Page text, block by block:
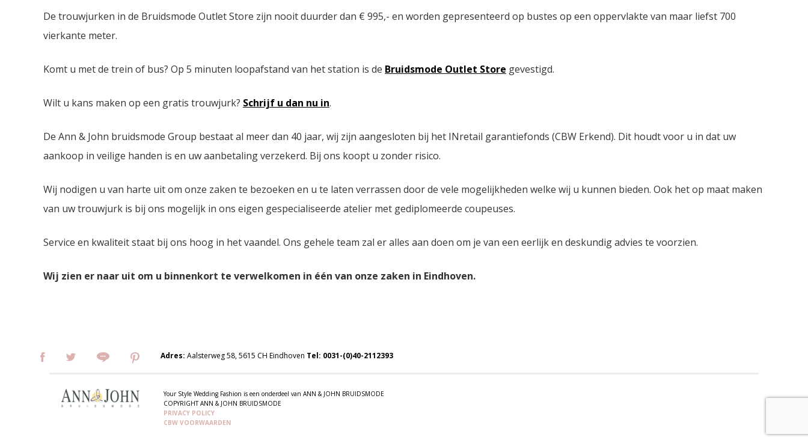
De trouwjurken in de Bruidsmode Outlet Store zijn nooit duurder dan € 995,- en worden gepresenteerd op bustes op een oppervlakte van maar liefst 700
vierkante meter.
Komt u met de trein of bus? Op 5 minuten loopafstand van het station is de Bruidsmode Outlet Store gevestigd.
Wilt u kans maken op een gratis trouwjurk? Schrijf u dan nu in.
De Ann & John bruidsmode Group bestaat al meer dan 40 jaar, wij zijn aangesloten bij het INretail garantiefonds (CBW Erkend). Dit houdt voor u in dat uw
aankoop in veilige handen is en uw aanbetaling verzekerd. Bij ons koopt u zonder risico.
Wij nodigen u van harte uit om onze zaken te bezoeken en u te laten verrassen door de vele mogelijkheden welke wij u kunnen bieden. Ook het op maat maken
van uw trouwjurk is bij ons mogelijk in ons eigen gespecialiseerde atelier met gediplomeerde coupeuses.
Service en kwaliteit staat bij ons hoog in het vaandel. Ons gehele team zal er alles aan doen om je van een eerlijk en deskundig advies te voorzien.
Wij zien er naar uit om u binnenkort te verwelkomen in één van onze zaken in Eindhoven.
Adres:Aalsterweg 58, 5615 CH Eindhoven Tel: 0031-(0)40-2112393
Your Style Wedding Fashion is een onderdeel van ANN & JOHN BRUIDSMODE
COPYRIGHT ANN & JOHN BRUIDSMODE
PRIVACY POLICY
CBW VOORWAARDEN